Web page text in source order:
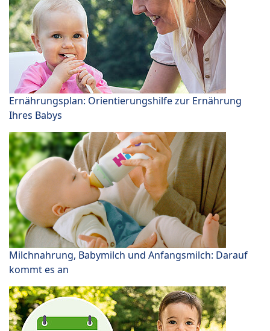
Ernährungsplan: Orientierungshilfe zur Ernährung
Ihres Babys
Milchnahrung, Babymilch und Anfangsmilch: Darauf
kommt es an